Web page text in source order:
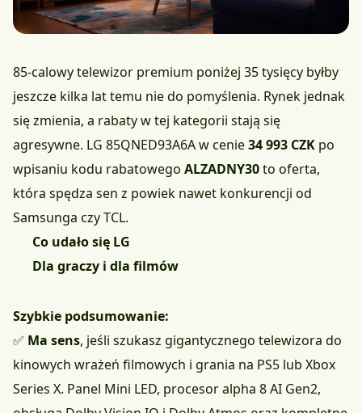
85-calowy telewizor premium poniżej 35 tysięcy byłby
jeszcze kilka lat temu nie do pomyślenia. Rynek jednak
się zmienia, a rabaty w tej kategorii stają się
agresywne. LG 85QNED93A6A w cenie34 993 CZK po
wpisaniu kodu rabatowego ALZADNY30to oferta,
która spędza sen z powiek nawet konkurencji od
Samsunga czy TCL.
Co udało się LG
Dla graczy i dla filmów
Szybkie podsumowanie:
✅ Ma sens, jeśli szukasz gigantycznego telewizora do
kinowych wrażeń filmowych i grania na PS5 lub Xbox
Series X. Panel Mini LED, procesor alpha 8 AI Gen2,